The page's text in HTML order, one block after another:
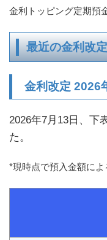
金利トッピング定期預
最近の金利改定
金利改定 2026
2026年7月13日、下
た。
*現時点で預入金額に